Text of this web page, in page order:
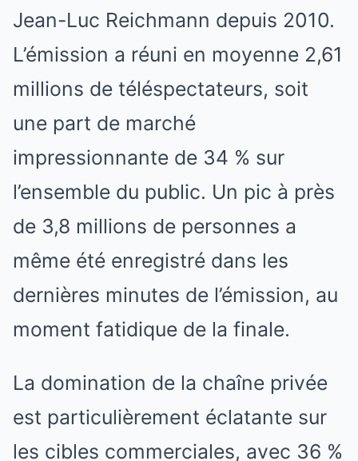
Jean-Luc Reichmann depuis 2010.
L’émission a réuni en moyenne 2,61
millions de téléspectateurs, soit
une part de marché
impressionnante de 34 % sur
l’ensemble du public. Un pic à près
de 3,8 millions de personnes a
même été enregistré dans les
dernières minutes de l’émission, au
moment fatidique de la finale.
La domination de la chaîne privée
est particulièrement éclatante sur
les cibles commerciales, avec 36 %